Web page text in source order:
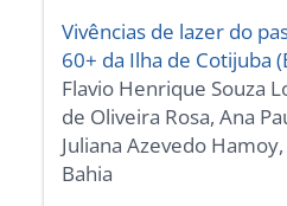
Vivências de lazer do
60+ da Ilha de Cotijuba
Flavio Henrique Souza
de Oliveira Rosa, Ana
Juliana Azevedo
Bahia